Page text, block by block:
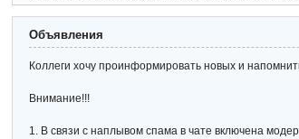
Объявления
Коллеги хочу проинформировать новых и
Внимание!!!
1. В связи с наплывом спама в чате включена